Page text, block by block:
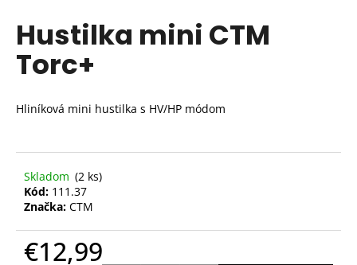
produktu
je
0,0
Hustilka mini CTM
Torc+
Hliníková mini hustilka s HV/HP módom
Skladom (2 ks)
Kód: 111.37
Značka: CTM
€12,99